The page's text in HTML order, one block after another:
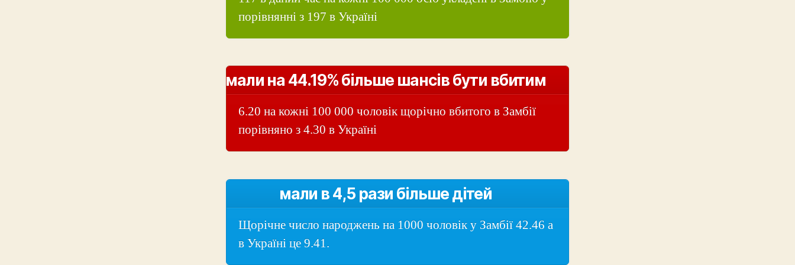
порівнянні з 197 в Україні
мали на 44.19% більше шансів бути вбитим
6.20 на кожні 100 000 чоловік щорічно вбитого в Замбії
порівняно з 4.30 в Україні
мали в 4,5 рази більше дітей
Щорічне число народжень на 1000 чоловік у Замбії 42.46 а
в Україні це 9.41.